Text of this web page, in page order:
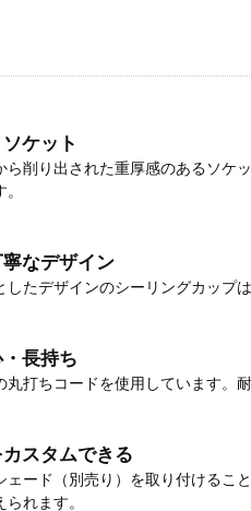
ケット
ら削り出された重厚感のあるソケ
なデザイン
したデザインのシーリングカップ
長持ち
丸打ちコードを使用しています。
スタムできる
ェード（別売り）を取り付けるこ
れます。